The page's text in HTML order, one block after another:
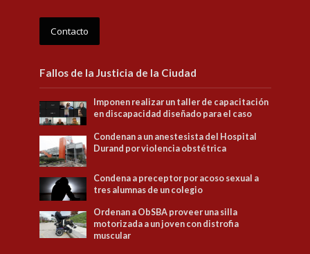
Contacto
Fallos de la Justicia de la Ciudad
Imponen realizar un taller de capacitación
en discapacidad diseñado para el caso
Condenan a un anestesista del Hospital
Durand por violencia obstétrica
Condena a preceptor por acoso sexual a
tres alumnas de un colegio
Ordenan a ObSBA proveer una silla
motorizada a un joven con distrofia
muscular